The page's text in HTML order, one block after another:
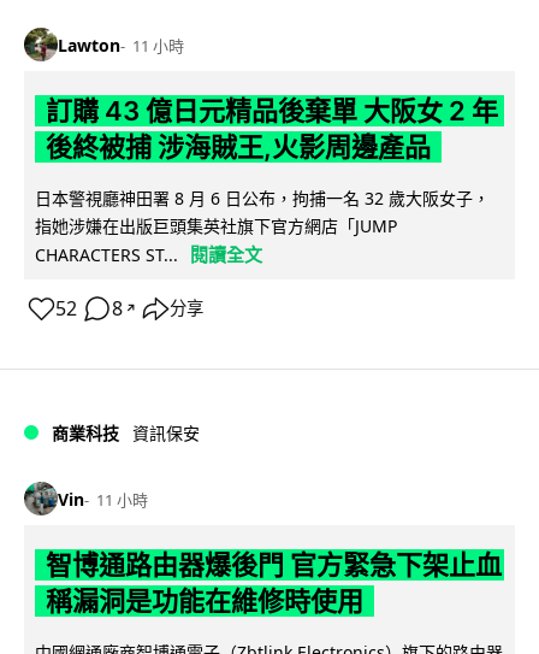
Lawton 11 小時
訂購 43 億日元精品後棄單 大阪女 2 年
後終被捕 涉海賊王,火影周邊產品
日本警視廳神田署 8 月 6 日公布，拘捕一名 32 歲大阪女子，
指她涉嫌在出版巨頭集英社旗下官方網店「JUMP
CHARACTERS ST...
閱讀全文
52 8 ↗ 分享
商業科技 資訊保安
Vin 11 小時
智博通路由器爆後門 官方緊急下架止血
稱漏洞是功能在維修時使用